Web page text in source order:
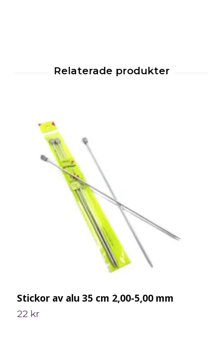
Stickor av alu 35 cm 2,00-5,00 mm
22 kr